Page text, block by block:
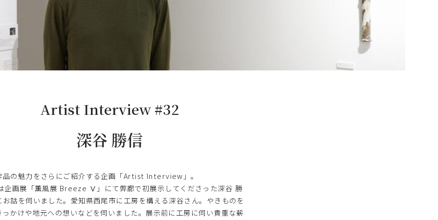
Artist Interview #32
深谷 勝信
品の魅力をさらにご紹介する企画「Artist Interview」。
企画展「薫風展 Breeze Ⅴ」にて弊廊で初展示してくださった深谷 勝
お話を伺いました。愛知県西尾市に工房を構える深谷さん。やきものを
っかけや地元への想いなどを伺いました。展示前に工房に伺い貴重な薪